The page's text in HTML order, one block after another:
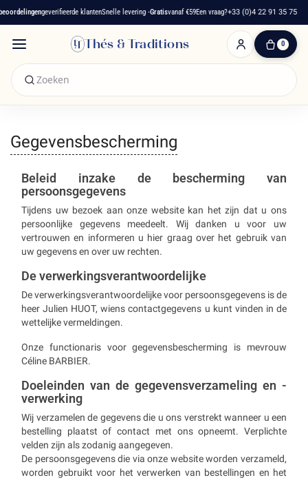
geverifieerde klantenSnelle levering -Gratisvanaf €59Een vraag?+33 (0)4 22 91 35 75
Thés & Traditions 0
0
Gegevensbescherming
Beleid inzake de bescherming van
persoonsgegevens
Tijdens uw bezoek aan onze website kan het zijn dat u ons
persoonlijke gegevens meedeelt. Wij danken u voor uw
vertrouwen en informeren u hier graag over het gebruik van
uw gegevens en over uw rechten.
De verwerkingsverantwoordelijke
De verwerkingsverantwoordelijke voor persoonsgegevens is de
heer Julien HUOT, wiens contactgegevens u kunt vinden in de
wettelijke vermeldingen.
Onze functionaris voor gegevensbescherming is mevrouw
Céline BARBIER.
Doeleinden van de gegevensverzameling en -
verwerking
Wij verzamelen de gegevens die u ons verstrekt wanneer u een
bestelling plaatst of contact met ons opneemt. Verplichte
velden zijn als zodanig aangegeven.
De persoonsgegevens die via onze website worden verzameld,
worden gebruikt voor het verwerken van bestellingen en het